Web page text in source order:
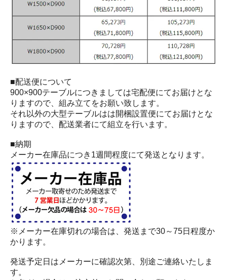
■配送便について
900×900テーブルにつきましては宅配便にてお届けとな
りますので、組み立てをお願い致します。
それ以外の大型テーブルはは開梱設置便にてお届けとな
りますので、配送業者にて組立を行います。
■納期
メーカー在庫品につき1週間程度にて発送となります。
※メーカー在庫切れの場合は、発送まで30～75日程度か
かります。
発送予定日はメーカーに確認次第、別途ご連絡いたしま
す。